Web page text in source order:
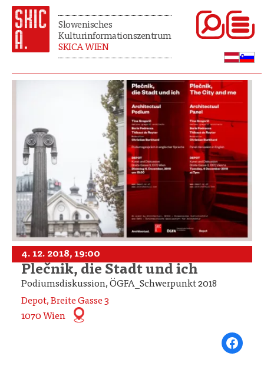
Slowenisches
Kulturinformationszentrum
SKICA WIEN
4. 12. 2018, 19:00
Plečnik, die Stadt und ich
Podiumsdiskussion, ÖGFA_Schwerpunkt 2018
Depot, Breite Gasse 3
1070 Wien
Share on